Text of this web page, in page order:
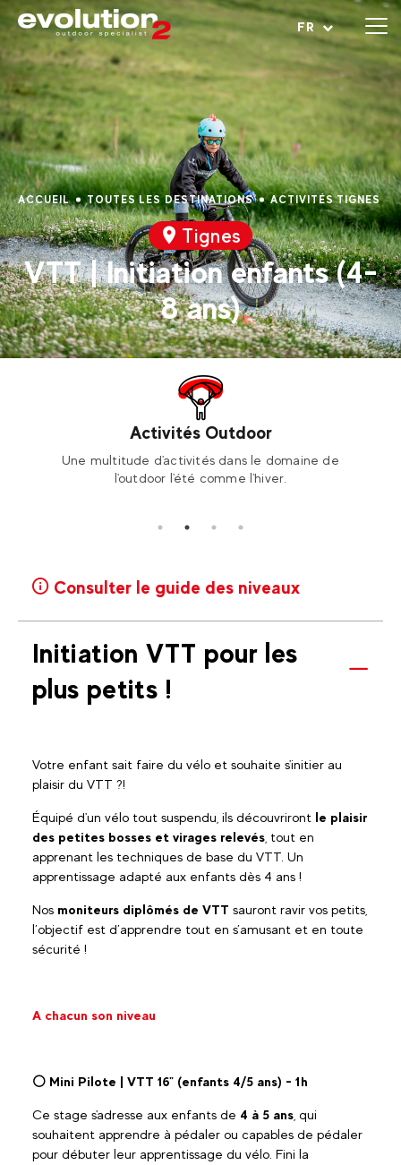
FR
Ouvrir le menu
ACCUEIL TOUTES LES DESTINATIONS ACTIVITÉS TIGNES
Tignes
VTT | Initiation enfants (4-
8 ans)
Activités Outdoor
Une multitude d'activités dans le domaine de
l'outdoor l'été comme l'hiver.
Consulter le guide des niveaux
Initiation VTT pour les
plus petits !
Votre enfant sait faire du vélo et souhaite s'initier au
plaisir du VTT ?!
Équipé d'un vélo tout suspendu, ils découvriront le plaisir
des petites bosses et virages relevés , tout en
apprenant les techniques de base du VTT. Un
apprentissage adapté aux enfants dès 4 ans !
Nos moniteurs diplômés de VTT sauront ravir vos petits,
l’objectif est d’apprendre tout en s’amusant et en toute
sécurité !
A chacun son niveau
⚪ Mini Pilote | VTT 16" (enfants 4/5 ans) - 1h
Ce stage s'adresse aux enfants de 4 à 5 ans , qui
souhaitent apprendre à pédaler ou capables de pédaler
pour débuter leur apprentissage du vélo. Fini la